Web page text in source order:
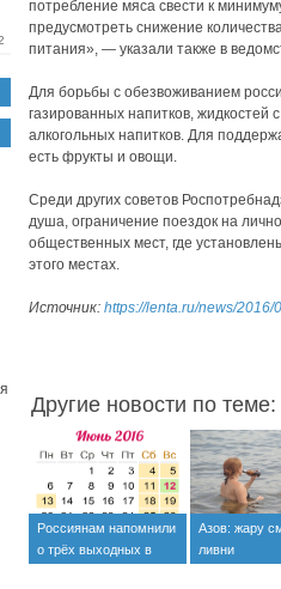
потребление мяса свести к
предусмотреть снижение
питания», — указали также в
Для борьбы с обезвоживанием
газированных напитков,
алкогольных напитков. Для
есть фрукты и овощи.
Среди других советов
душа, ограничение поездок на
общественных мест, где
этого местах.
Источник: https://lenta.ru/news/2016/
Другие новости по теме:
Россиянам напомнили
о трёх выходных в
Азов: жару
ливни